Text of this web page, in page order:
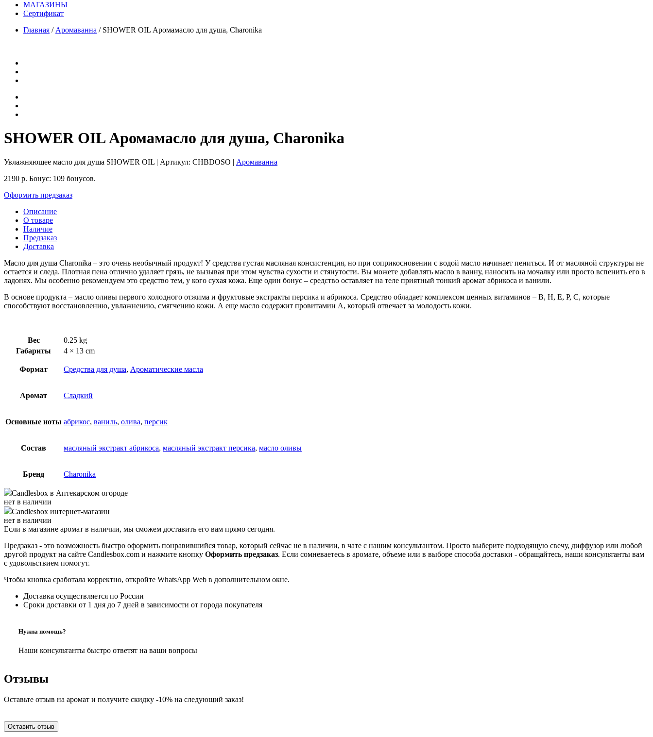
МАГАЗИНЫ
Cертификат
Главная / Аромаванна / SHOWER OIL Аромамасло для душа, Charonika
SHOWER OIL Аромамасло для душа, Charonika
Увлажняющее масло для душа SHOWER OIL | Артикул: CHBDOSO | Аромаванна
2190 р. Бонус: 109 бонусов.
Оформить предзаказ
Описание
О товаре
Наличие
Предзаказ
Доставка
Масло для душа Charonika – это очень необычный продукт! У средства густая масляная консистенция, но при соприкосновении с водой масло начинает пениться. И от масляной структуры не
остается и следа. Плотная пена отлично удаляет грязь, не вызывая при этом чувства сухости и стянутости. Вы можете добавлять масло в ванну, наносить на мочалку или просто вспенить его в
ладонях. Мы особенно рекомендуем это средство тем, у кого сухая кожа. Еще один бонус – средство оставляет на теле приятный тонкий аромат абрикоса и ванили.
В основе продукта – масло оливы первого холодного отжима и фруктовые экстракты персика и абрикоса. Средство обладает комплексом ценных витаминов – B, H, E, P, C, которые
способствуют восстановлению, увлажнению, смягчению кожи. А еще масло содержит провитамин А, который отвечает за молодость кожи.
Вес
0.25 kg
Габариты
4 × 13 cm
Формат Средства для душа, Ароматические масла
Аромат Сладкий
Основные ноты абрикос, ваниль, олива, персик
Состав масляный экстракт абрикоса, масляный экстракт персика, масло оливы
Бренд Charonika
Candlesbox в Аптекарском огороде
нет в наличии
Candlesbox интернет-магазин
нет в наличии
Если в магазине аромат в наличии, мы сможем доставить его вам прямо сегодня.
Предзаказ - это возможность быстро оформить понравившийся товар, который сейчас не в наличии, в чате с нашим консультантом. Просто выберите подходящую свечу, диффузор или любой
другой продукт на сайте Candlesbox.com и нажмите кнопку Оформить предзаказ. Если сомневаетесь в аромате, объеме или в выборе способа доставки - обращайтесь, наши консультанты вам
с удовольствием помогут.
Чтобы кнопка сработала корректно, откройте WhatsApp Web в дополнительном окне.
Доставка осуществляется по России
Сроки доставки от 1 дня до 7 дней в зависимости от города покупателя
Нужна помощь?
Наши консультанты быстро ответят на ваши вопросы
Отзывы
Оставьте отзыв на аромат и получите скидку -10% на следующий заказ!
Оставить отзыв